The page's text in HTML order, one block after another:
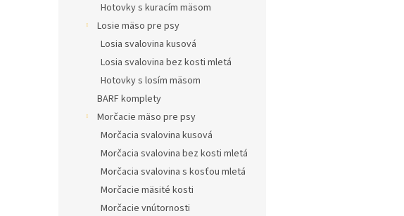
Hotovky s kuracím mäsom
Losie mäso pre psy
Losia svalovina kusová
Losia svalovina bez kosti mletá
Hotovky s losím mäsom
BARF komplety
Morčacie mäso pre psy
Morčacia svalovina kusová
Morčacia svalovina bez kosti mletá
Morčacia svalovina s kosťou mletá
Morčacie mäsité kosti
Morčacie vnútornosti